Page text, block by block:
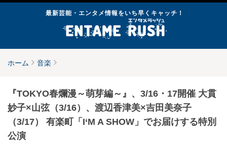
最新芸能・エンタメ情報をいち早くキャッチ！
ホーム 音楽
『TOKYO春爛漫～萌芽編～』、3/16・17開催 大貫
妙子×山弦（3/16）、渡辺香津美×吉田美奈子
（3/17） 有楽町「I‘M A SHOW」でお届けする特別
公演